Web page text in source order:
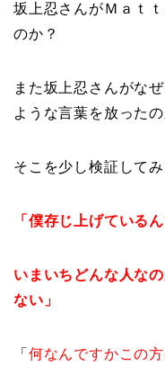
坂上忍さんがＭａｔ
のか？
また坂上忍さんがな
ような言葉を放ったの
そこを少し検証してみ
「僕存じ上げているん
いまいちどんな人な
ない」
「 何なんですかこの方